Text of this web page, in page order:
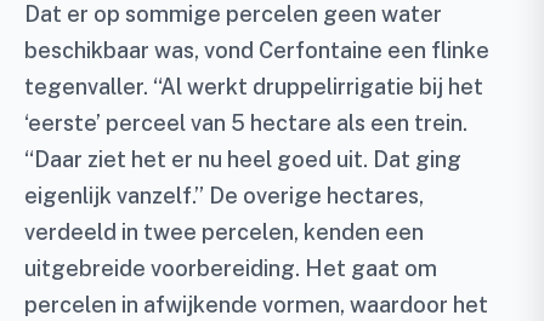
Dat er op sommige percelen geen water
beschikbaar was, vond Cerfontaine een flinke
tegenvaller. “Al werkt druppelirrigatie bij het
‘eerste’ perceel van 5 hectare als een trein.
“Daar ziet het er nu heel goed uit. Dat ging
eigenlijk vanzelf.” De overige hectares,
verdeeld in twee percelen, kenden een
uitgebreide voorbereiding. Het gaat om
percelen in afwijkende vormen, waardoor het